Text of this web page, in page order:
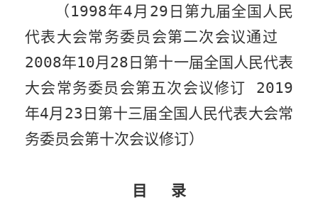
（ 1998年4月 29 日第九届全国人民
代表大会常务委员会第二次会议通过
2008年10月 28 日第十一届全国人民代表
大会常务委员会第五次会议修订 2019
年4月 23 日第十三届全国人民代表大会常
务委员会第十次会议修订）
目
录